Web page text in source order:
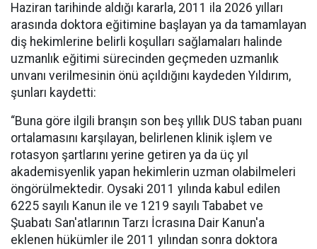
Haziran tarihinde aldığı kararla, 2011 ila 2026 yılları
arasında doktora eğitimine başlayan ya da tamamlayan
diş hekimlerine belirli koşulları sağlamaları halinde
uzmanlık eğitimi sürecinden geçmeden uzmanlık
unvanı verilmesinin önü açıldığını kaydeden Yıldırım,
şunları kaydetti:
“Buna göre ilgili branşın son beş yıllık DUS taban puanı
ortalamasını karşılayan, belirlenen klinik işlem ve
rotasyon şartlarını yerine getiren ya da üç yıl
akademisyenlik yapan hekimlerin uzman olabilmeleri
öngörülmektedir. Oysaki 2011 yılında kabul edilen
6225 sayılı Kanun ile ve 1219 sayılı Tababet ve
Şuabatı San'atlarının Tarzı İcrasına Dair Kanun'a
eklenen hükümler ile 2011 yılından sonra doktora